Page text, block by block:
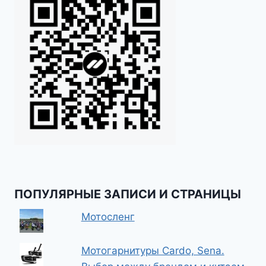
ПОПУЛЯРНЫЕ ЗАПИСИ И СТРАНИЦЫ
Мотосленг
Мотогарнитуры Cardo, Sena.